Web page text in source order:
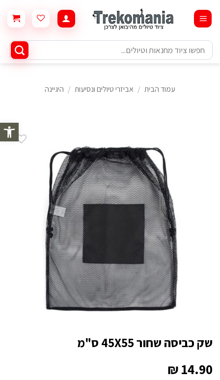
פתח
content
חיפוש
עבור:
עמוד הבית / אביזרי טיולים ונסיעות / היגיינה
שק כביסה שחור 45X55 ס"מ
₪14.90